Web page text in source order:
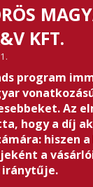
KFT.
program
Az
hogy a díj
hiszen
a
iránytűje.